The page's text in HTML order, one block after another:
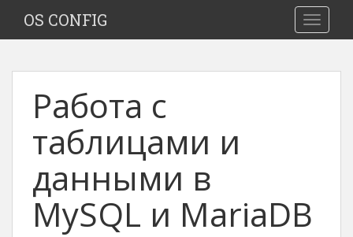
i
OS CONFIG
Работа с
таблицами и
данными в
MySQL и MariaDB